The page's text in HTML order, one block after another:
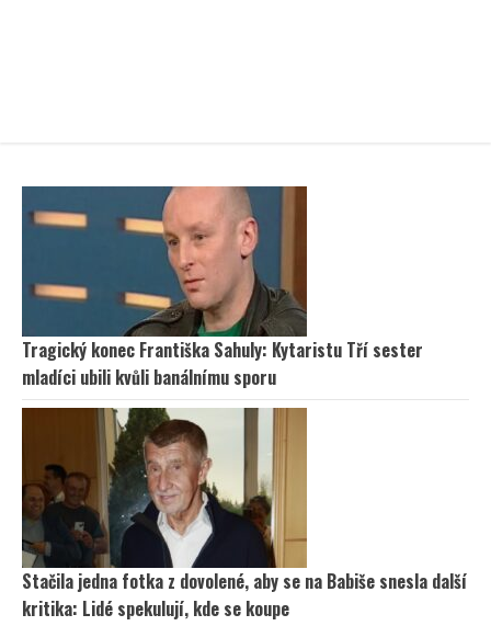
Tragický konec Františka Sahuly: Kytaristu Tří sester
mladíci ubili kvůli banálnímu sporu
Stačila jedna fotka z dovolené, aby se na Babiše snesla další
kritika: Lidé spekulují, kde se koupe